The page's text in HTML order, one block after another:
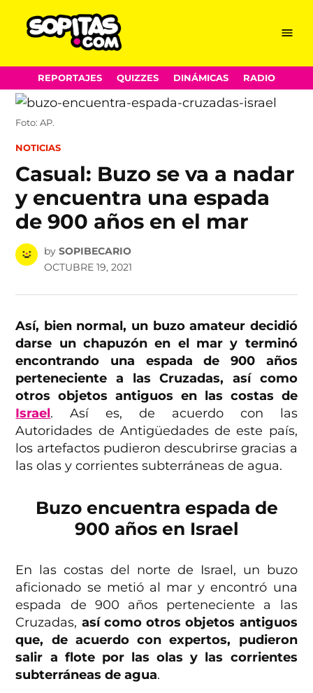
Skip
to
content
Menu
REPORTAJES QUIZZES DINÁMICAS RADIO
Foto: AP.
POSTED
NOTICIAS
Casual: Buzo se va a nadar
y encuentra una espada
de 900 años en el mar
by SOPIBECARIO
OCTUBRE 19, 2021
Así, bien normal, un buzo amateur decidió
darse un chapuzón en el mar y terminó
encontrando una espada de 900 años
perteneciente a las Cruzadas, así como
otros objetos antiguos en las costas de
Israel. Así es, de acuerdo con las
Autoridades de Antigüedades de este país,
los artefactos pudieron descubrirse gracias a
las olas y corrientes subterráneas de agua.
Buzo encuentra espada de
900 años en Israel
En las costas del norte de Israel, un buzo
aficionado se metió al mar y encontró una
espada de 900 años perteneciente a las
Cruzadas, así como otros objetos antiguos
que, de acuerdo con expertos, pudieron
salir a flote por las olas y las corrientes
subterráneas de agua.